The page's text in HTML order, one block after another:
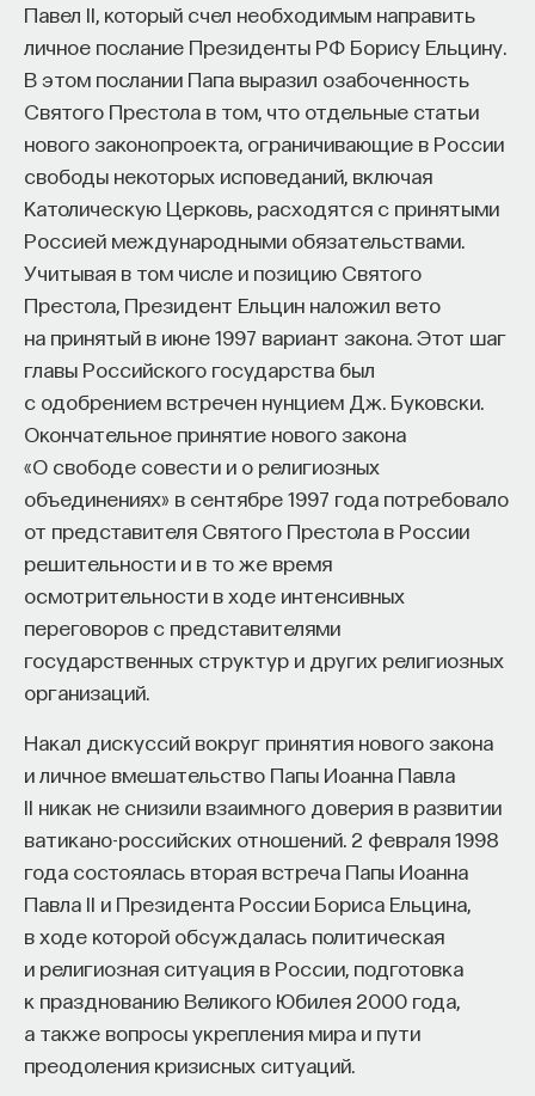
Павел II, который счел необходимым направить
личное послание Президенты РФ Борису Ельцину.
В этом послании Папа выразил озабоченность
Святого Престола в том, что отдельные статьи
нового законопроекта, ограничивающие в России
свободы некоторых исповеданий, включая
Католическую Церковь, расходятся с принятыми
Россией международными обязательствами.
Учитывая в том числе и позицию Святого
Престола, Президент Ельцин наложил вето
на принятый в июне 1997 вариант закона. Этот шаг
главы Российского государства был
с одобрением встречен нунцием Дж. Буковски.
Окончательное принятие нового закона
«О свободе совести и о религиозных
объединениях» в сентябре 1997 года потребовало
от представителя Святого Престола в России
решительности и в то же время
осмотрительности в ходе интенсивных
переговоров с представителями
государственных структур и других религиозных
организаций.
Накал дискуссий вокруг принятия нового закона
и личное вмешательство Папы Иоанна Павла
II никак не снизили взаимного доверия в развитии
ватикано-российских отношений. 2 февраля 1998
года состоялась вторая встреча Папы Иоанна
Павла II и Президента России Бориса Ельцина,
в ходе которой обсуждалась политическая
и религиозная ситуация в России, подготовка
к празднованию Великого Юбилея 2000 года,
а также вопросы укрепления мира и пути
преодоления кризисных ситуаций.